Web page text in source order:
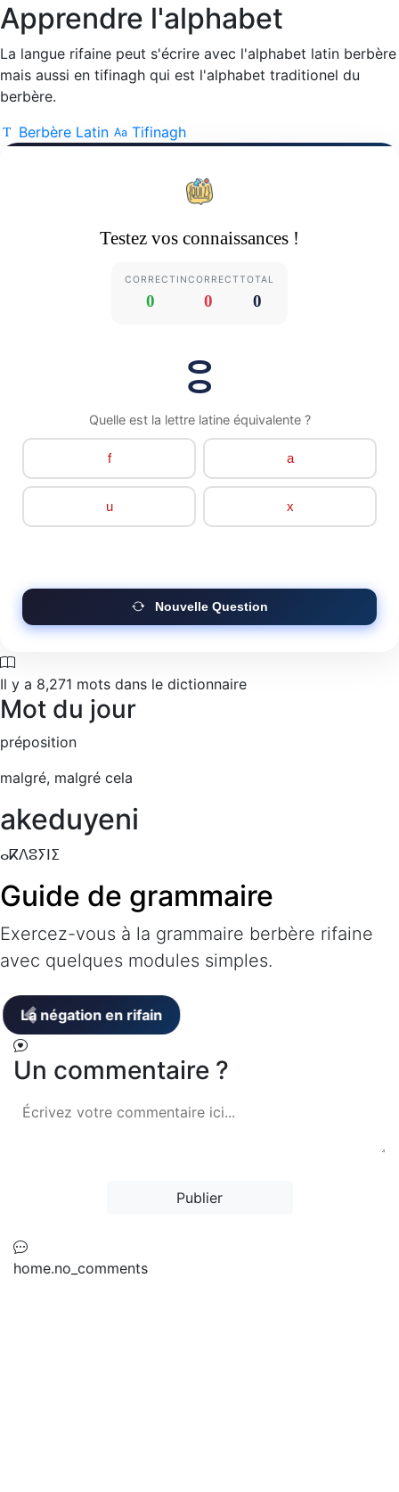
Apprendre l'alphabet
La langue rifaine peut s'écrire avec l'alphabet latin berbère
mais aussi en tifinagh qui est l'alphabet traditionel du
berbère.
Berbère Latin
Tifinagh
Testez vos connaissances !
CORRECT
0
INCORRECT
0
TOTAL
0
ⵓ
Quelle est la lettre latine équivalente ?
f a
u x
Nouvelle Question
Il y a 8,271 mots dans le dictionnaire
Mot du jour
préposition
malgré, malgré cela
akeduyeni
ⴰⴽⴷⵓⵢⵏⵉ
Guide de grammaire
Exercez-vous à la grammaire berbère rifaine
avec quelques modules simples.
Un commentaire ?
Publier
home.no_comments